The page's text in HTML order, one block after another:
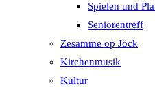
Spielen und
Seniorentreff
Zesamme op Jöck
Kirchenmusik
Kultur